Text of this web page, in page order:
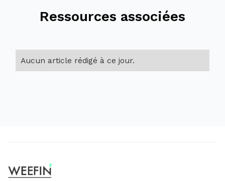
Ressources associées
Aucun article rédigé à ce jour.